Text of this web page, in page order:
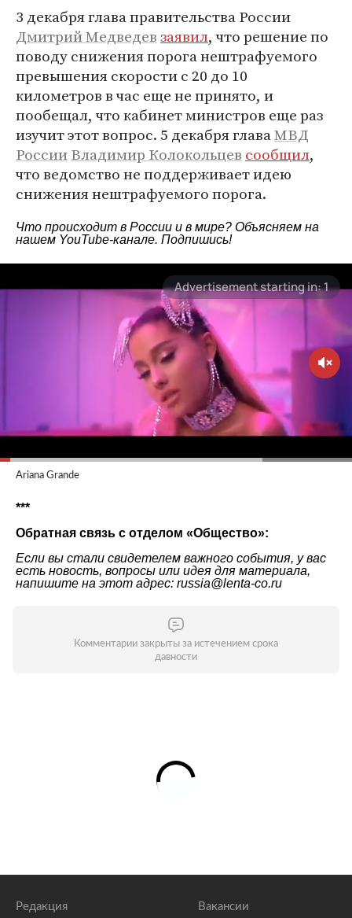
3 декабря глава правительства России
Дмитрий Медведевзаявил, что решение по
поводу снижения порога нештрафуемого
превышения скорости с 20 до 10
километров в час еще не принято, и
пообещал, что кабинет министров еще раз
изучит этот вопрос. 5 декабря главаМВД
РоссииВладимир Колокольцев сообщил,
что ведомство не поддерживает идею
снижения нештрафуемого порога.
Что происходит в России и в мире? Объясняем на
нашем YouTube-канале. Подпишись!
Ariana Grande
***
Обратная связь с отделом «Общество»:
Если вы стали свидетелем важного события, у вас
есть новость, вопросы или идея для материала,
напишите на этот адрес: russia@lenta-co.ru
Комментарии закрыты за истечением срока
давности
Редакция Вакансии